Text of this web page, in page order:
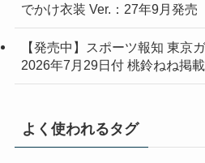
でかけ衣装 Ver.：27年9月発売
【発売中】スポーツ報知 東京
2026年7月29日付 桃鈴ねね掲載
よく使われるタグ